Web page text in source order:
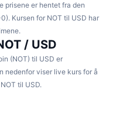
prisene er hentet fra den
Kursen for NOT til USD har
/ USD
(NOT) til USD er
nedenfor viser live kurs for å
til USD.